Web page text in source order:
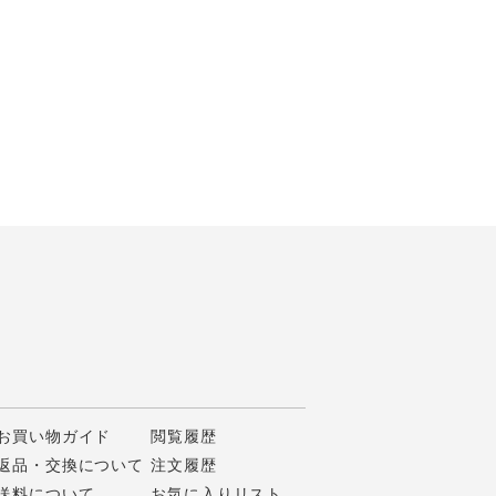
買い物ガイド
品・交換について
閲覧履歴
注文履歴